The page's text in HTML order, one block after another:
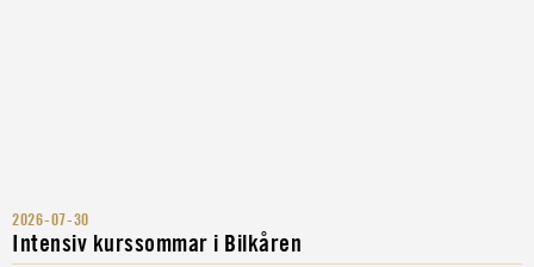
2026-07-30
Intensiv kurssommar i Bilkåren